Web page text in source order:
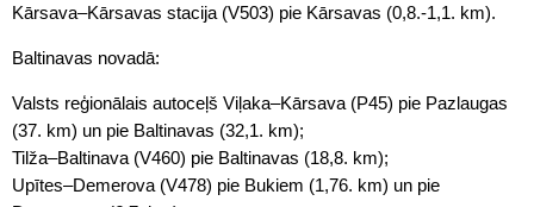
Kārsava–Kārsavas stacija (V503) pie Kārsavas (0,8.-1,1. km).
Baltinavas novadā:
Valsts reģionālais autoceļš Viļaka–Kārsava (P45) pie Pazlaugas
(37. km) un pie Baltinavas (32,1. km);
Tilža–Baltinava (V460) pie Baltinavas (18,8. km);
Upītes–Demerova (V478) pie Bukiem (1,76. km) un pie